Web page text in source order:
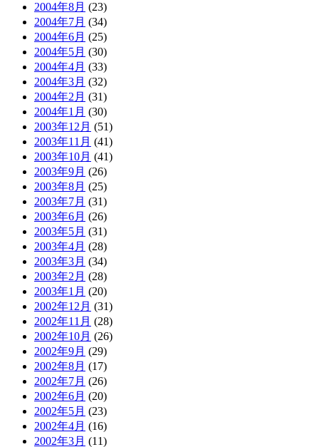
2004年8月 (23)
2004年7月 (34)
2004年6月 (25)
2004年5月 (30)
2004年4月 (33)
2004年3月 (32)
2004年2月 (31)
2004年1月 (30)
2003年12月 (51)
2003年11月 (41)
2003年10月 (41)
2003年9月 (26)
2003年8月 (25)
2003年7月 (31)
2003年6月 (26)
2003年5月 (31)
2003年4月 (28)
2003年3月 (34)
2003年2月 (28)
2003年1月 (20)
2002年12月 (31)
2002年11月 (28)
2002年10月 (26)
2002年9月 (29)
2002年8月 (17)
2002年7月 (26)
2002年6月 (20)
2002年5月 (23)
2002年4月 (16)
2002年3月 (11)